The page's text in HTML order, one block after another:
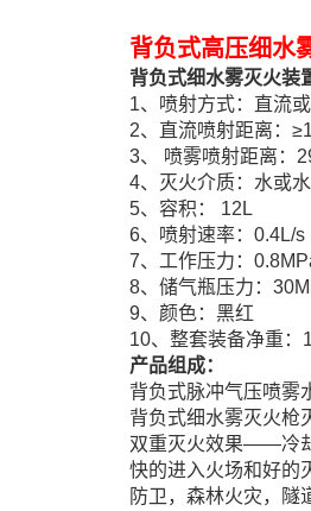
背负式高压细水
背负式细水雾灭火装
1、喷射方式：直流
2、直流喷
3、 喷雾喷
4、灭火介质：
5、容积：
6、喷
7、工
8、储气瓶压
9、颜色：黑红
10、整套装备净重：
产品组成：
背负式脉冲气压喷雾
背负式细水雾灭火枪
双重灭火效果——冷
快的进入火场和好的
防卫，森林火灾，隧